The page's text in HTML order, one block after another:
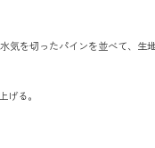
気を切ったパインを並べて、生
げる。